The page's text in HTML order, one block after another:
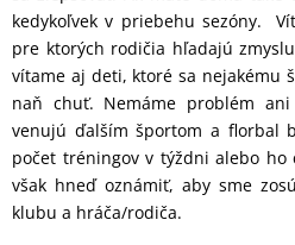
kedykoľvek v priebehu sezóny.
pre ktorých rodičia hľadajú
vítame aj deti, ktoré sa nejakému
naň chuť. Nemáme problém
venujú ďalším športom a florbal
počet tréningov v týždni alebo
však hneď oznámiť, aby sme
klubu a hráča/rodiča.